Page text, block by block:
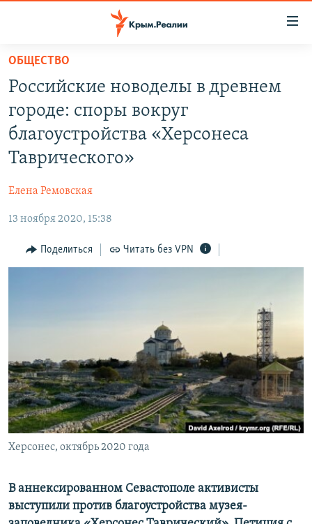
Вернуться
основному
содержанию
Вернутся
главной
Вернутся
ВОДА
ИСТОРИЯ
ИНФОГРАФИКА
ТЕЛЕПРОЕКТ КРЫМ.РЕАЛИИ
ELIFBE
УКРАИНСКАЯ ПРОБЛЕМА КРЫМА
КАК ОБОЙТИ БЛОКИРОВКУ
Все сайты RFE/RL
ОБЩЕСТВО
Российские новоделы в древнем
городе: споры вокруг
благоустройства «Херсонеса
Таврического»
Елена Ремовская
13 ноября 2020, 15:38
Поделиться Читать без VPN
Херсонес, октябрь 2020 года
В аннексированном Севастополе активисты
выступили против благоустройства музея-